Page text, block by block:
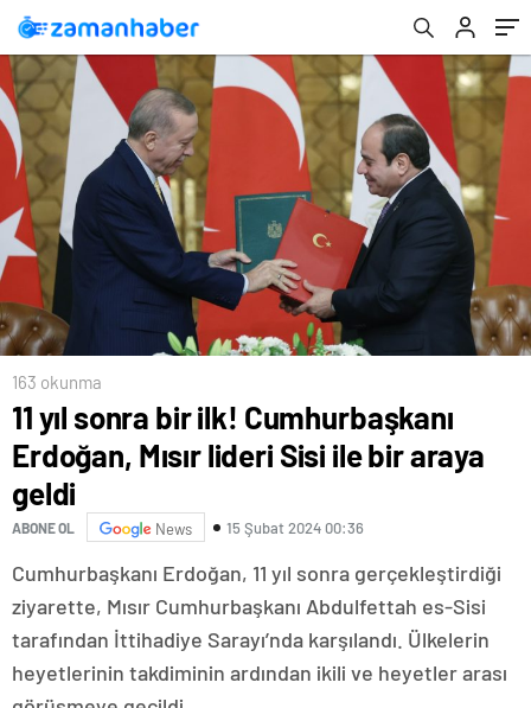
163 okunma
11 yıl sonra bir ilk! Cumhurbaşkanı
Erdoğan, Mısır lideri Sisi ile bir araya
geldi
ABONE OL News 15 Şubat 2024 00:36
Cumhurbaşkanı Erdoğan, 11 yıl sonra gerçekleştirdiği
ziyarette, Mısır Cumhurbaşkanı Abdulfettah es-Sisi
tarafından İttihadiye Sarayı’nda karşılandı. Ülkelerin
heyetlerinin takdiminin ardından ikili ve heyetler arası